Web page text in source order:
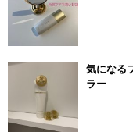
気になる
ラー